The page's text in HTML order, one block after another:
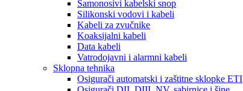
Samonosivi kabelski snop
Silikonski vodovi i kabeli
Kabeli za zvučnike
Koaksijalni kabeli
Data kabeli
Vatrodojavni i alarmni kabeli
Sklopna tehnika
Osigurači automatski i zaštitne sklopke ETI